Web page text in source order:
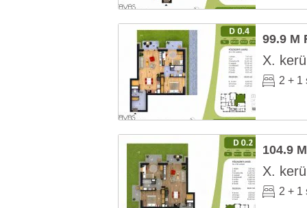
99.9 M
X.
2 + 1
104.9
X.
2 + 1